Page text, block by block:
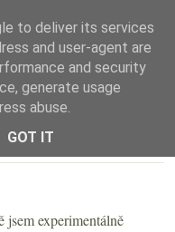
jsem experimentálně
to deliver its services
and user-agent are
and security
generate usage
abuse.
GOT IT